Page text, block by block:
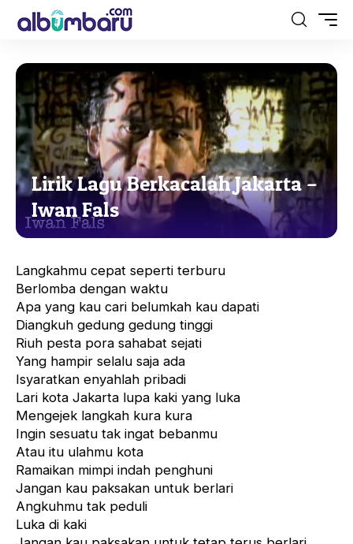
Lirik Lagu Berkacalah Jakarta –
Iwan Fals
Langkahmu cepat seperti terburu
Berlomba dengan waktu
Apa yang kau cari belumkah kau dapati
Diangkuh gedung gedung tinggi
Riuh pesta pora sahabat sejati
Yang hampir selalu saja ada
Isyaratkan enyahlah pribadi
Lari kota Jakarta lupa kaki yang luka
Mengejek langkah kura kura
Ingin sesuatu tak ingat bebanmu
Atau itu ulahmu kota
Ramaikan mimpi indah penghuni
Jangan kau paksakan untuk berlari
Angkuhmu tak peduli
Luka di kaki